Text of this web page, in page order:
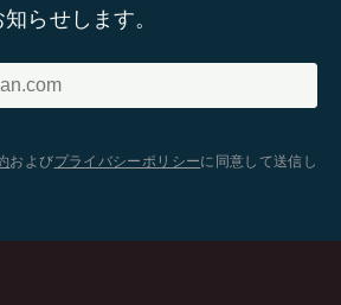
らせします。
およびプライバシーポリシーに同意して送信し